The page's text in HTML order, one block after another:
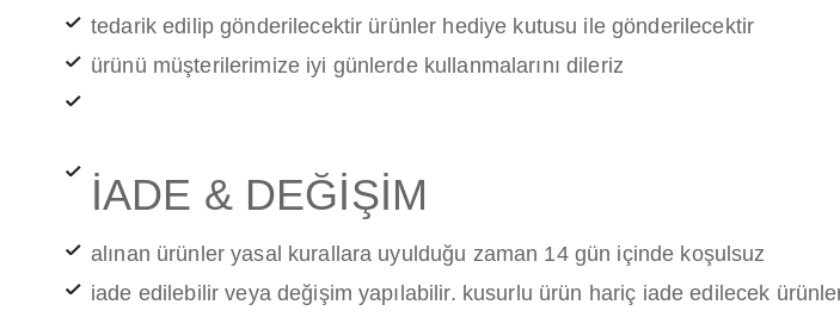
tedarik edilip gönderilecektir ürünler hediye kutusu ile gönderilecektir
ürünü müşterilerimize iyi günlerde kullanmalarını dileriz
İADE & DEĞİŞİM
alınan ürünler yasal kurallara uyulduğu zaman 14 gün içinde koşulsuz
iade edilebilir veya değişim yapılabilir. kusurlu ürün hariç iade edilecek